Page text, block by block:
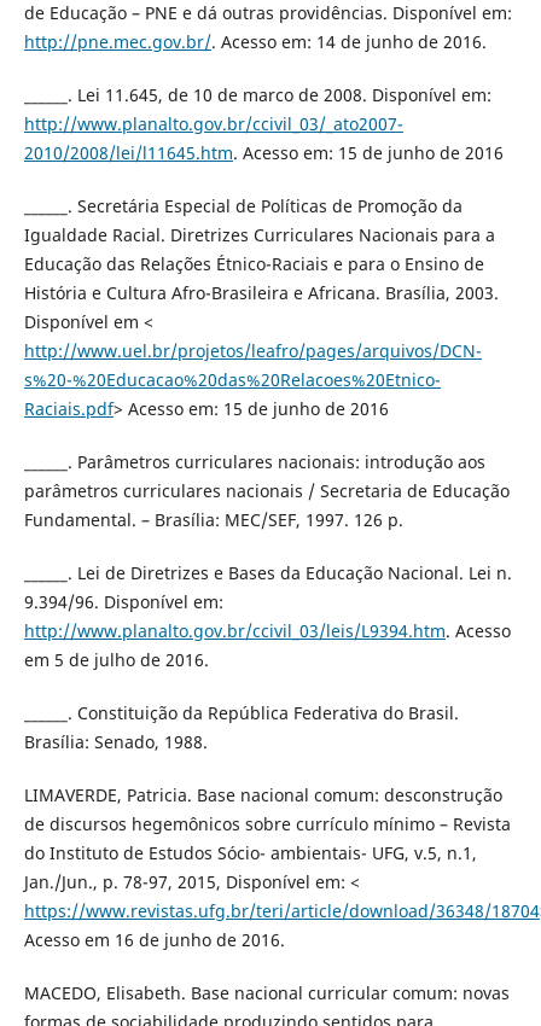
de Educação – PNE e dá outras providências. Disponível em:
http://pne.mec.gov.br/. Acesso em: 14 de junho de 2016.
______. Lei 11.645, de 10 de marco de 2008. Disponível em:
http://www.planalto.gov.br/ccivil_03/_ato2007-
2010/2008/lei/l11645.htm. Acesso em: 15 de junho de 2016
______. Secretária Especial de Políticas de Promoção da
Igualdade Racial. Diretrizes Curriculares Nacionais para a
Educação das Relações Étnico-Raciais e para o Ensino de
História e Cultura Afro-Brasileira e Africana. Brasília, 2003.
Disponível em <
http://www.uel.br/projetos/leafro/pages/arquivos/DCN-
s%20-%20Educacao%20das%20Relacoes%20Etnico-
Raciais.pdf> Acesso em: 15 de junho de 2016
______. Parâmetros curriculares nacionais: introdução aos
parâmetros curriculares nacionais / Secretaria de Educação
Fundamental. – Brasília: MEC/SEF, 1997. 126 p.
______. Lei de Diretrizes e Bases da Educação Nacional. Lei n.
9.394/96. Disponível em:
http://www.planalto.gov.br/ccivil_03/leis/L9394.htm. Acesso
em 5 de julho de 2016.
______. Constituição da República Federativa do Brasil.
Brasília: Senado, 1988.
LIMAVERDE, Patricia. Base nacional comum: desconstrução
de discursos hegemônicos sobre currículo mínimo – Revista
do Instituto de Estudos Sócio- ambientais- UFG, v.5, n.1,
Jan./Jun., p. 78-97, 2015, Disponível em: <
https://www.revistas.ufg.br/teri/article/download/36348/18704
Acesso em 16 de junho de 2016.
MACEDO, Elisabeth. Base nacional curricular comum: novas